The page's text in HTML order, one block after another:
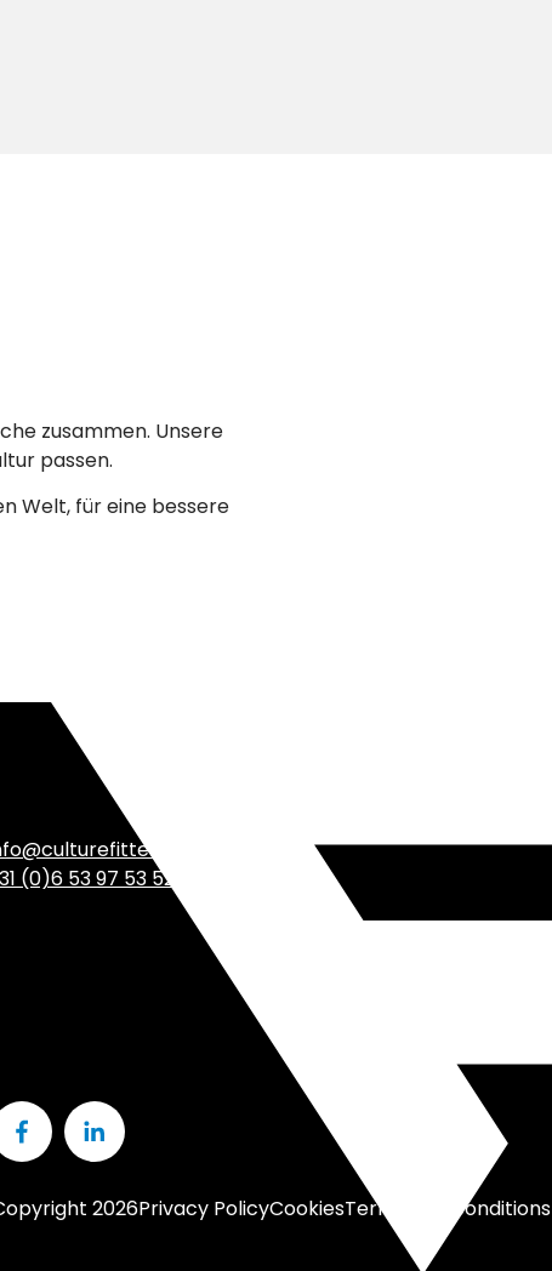
zusammen. Unsere
passen.
Welt, für eine bessere
(0)6 53 97 53 52
2026Privacy PolicyCookiesTerms and conditions